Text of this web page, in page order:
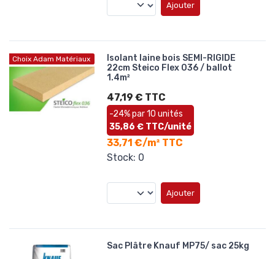
Ajouter
Choix Adam Matériaux
Isolant laine bois SEMI-RIGIDE
22cm Steico Flex 036 / ballot
1.4m²
47,19 € TTC
-24% par 10 unités
35,86 € TTC/unité
33,71 €/m² TTC
Stock: 0
Ajouter
Sac Plâtre Knauf MP75/ sac 25kg